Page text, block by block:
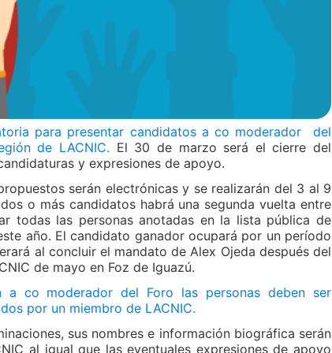
para presentar candidatos a co moderador del
de LACNIC. El 30 de marzo será el cierre del
y expresiones de apoyo.
serán electrónicas y se realizarán del 3 al 9
o más candidatos habrá una segunda vuelta entre
todas las personas anotadas en la lista pública de
año. El candidato ganador ocupará por un período
al concluir el mandato de Alex Ojeda después del
de mayo en Foz de Iguazú.
a co moderador del Foro las personas deben ser
por un miembro de LACNIC.
sus nombres e información biográfica serán
al igual que las eventuales expresiones de apoyo